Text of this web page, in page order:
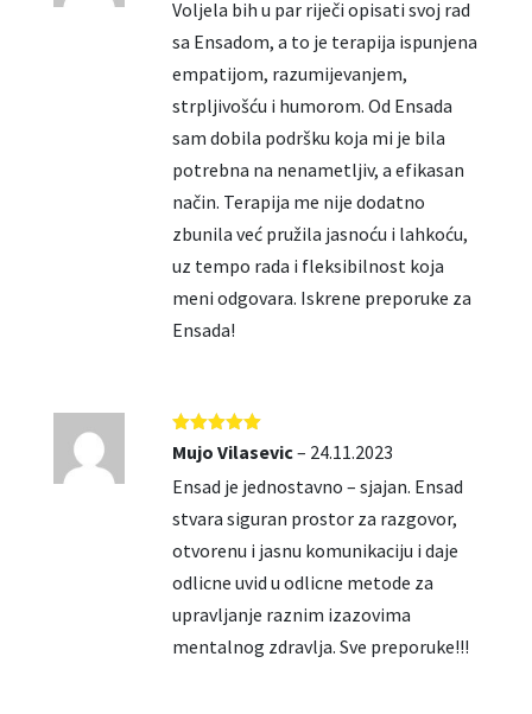
Voljela bih u par riječi opisati svoj rad
sa Ensadom, a to je terapija ispunjena
empatijom, razumijevanjem,
strpljivošću i humorom. Od Ensada
sam dobila podršku koja mi je bila
potrebna na nenametljiv, a efikasan
način. Terapija me nije dodatno
zbunila već pružila jasnoću i lahkoću,
uz tempo rada i fleksibilnost koja
meni odgovara. Iskrene preporuke za
Ensada!
Ocjenjeno
od 5
Mujo Vilasevic– 24.11.2023
Ensad je jednostavno – sjajan. Ensad
stvara siguran prostor za razgovor,
otvorenu i jasnu komunikaciju i daje
odlicne uvid u odlicne metode za
upravljanje raznim izazovima
mentalnog zdravlja. Sve preporuke!!!